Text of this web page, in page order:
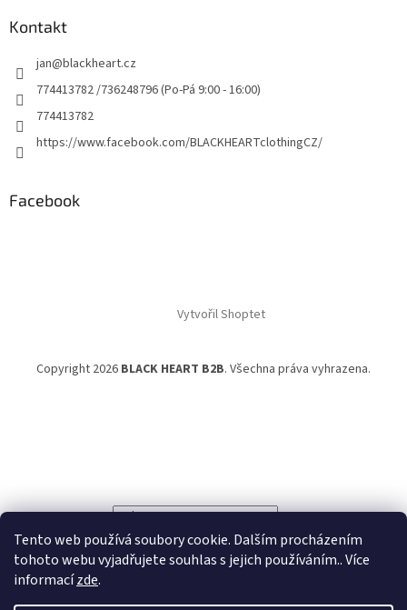
Tento web používá soubory cookie. Dalším procházením
tohoto webu vyjadřujete souhlas s jejich používáním.. Více
informacízde.
Kontakt
jan@blackheart.cz
774413782 /736248796 (Po-Pá 9:00 - 16:00)
774413782
https://www.facebook.com/BLACKHEARTclothingCZ/
Facebook
Vytvořil Shoptet
Copyright 2026 BLACK HEART B2B. Všechna práva vyhrazena.
Powered by Translate